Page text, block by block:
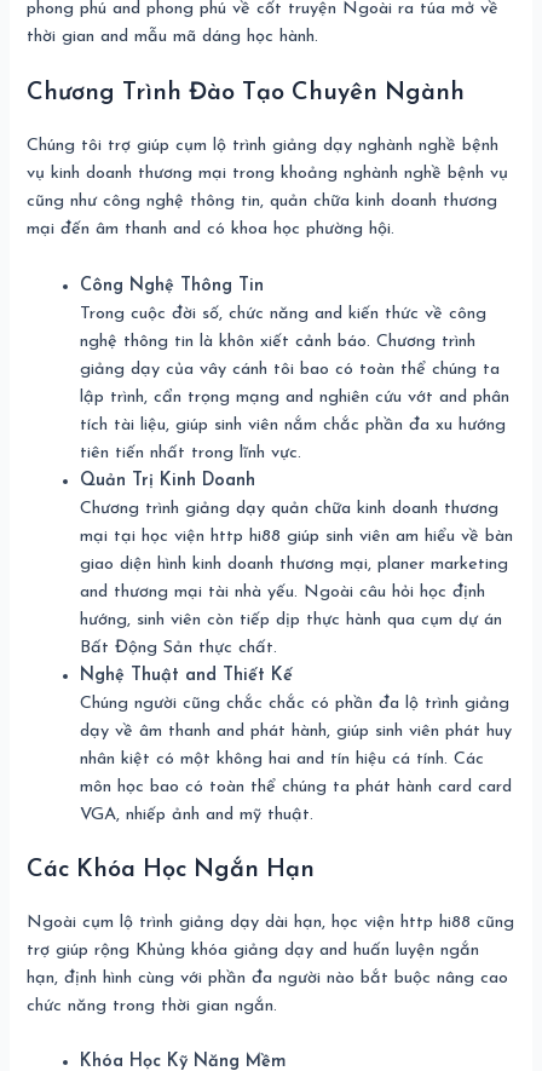
phong phú and phong phú về cốt truyện Ngoài ra túa mở về
thời gian and mẫu mã dáng học hành.
Chương Trình Đào Tạo Chuyên Ngành
Chúng tôi trợ giúp cụm lộ trình giảng dạy nghành nghề bệnh
vụ kinh doanh thương mại trong khoảng nghành nghề bệnh vụ
cũng như công nghệ thông tin, quản chữa kinh doanh thương
mại đến âm thanh and có khoa học phường hội.
Công Nghệ Thông Tin
Trong cuộc đời số, chức năng and kiến thức về công
nghệ thông tin là khôn xiết cảnh báo. Chương trình
giảng dạy của vây cánh tôi bao có toàn thể chúng ta
lập trình, cẩn trọng mạng and nghiên cứu vớt and phân
tích tài liệu, giúp sinh viên nắm chắc phần đa xu hướng
tiên tiến nhất trong lĩnh vực.
Quản Trị Kinh Doanh
Chương trình giảng dạy quản chữa kinh doanh thương
mại tại học viện http hi88 giúp sinh viên am hiểu về bàn
giao diện hình kinh doanh thương mại, planer marketing
and thương mại tài nhà yếu. Ngoài câu hỏi học định
hướng, sinh viên còn tiếp dịp thực hành qua cụm dự án
Bất Động Sản thực chất.
Nghệ Thuật and Thiết Kế
Chúng người cũng chắc chắc có phần đa lộ trình giảng
dạy về âm thanh and phát hành, giúp sinh viên phát huy
nhân kiệt có một không hai and tín hiệu cá tính. Các
môn học bao có toàn thể chúng ta phát hành card card
VGA, nhiếp ảnh and mỹ thuật.
Các Khóa Học Ngắn Hạn
Ngoài cụm lộ trình giảng dạy dài hạn, học viện http hi88 cũng
trợ giúp rộng Khủng khóa giảng dạy and huấn luyện ngắn
hạn, định hình cùng với phần đa người nào bắt buộc nâng cao
chức năng trong thời gian ngắn.
Khóa Học Kỹ Năng Mềm